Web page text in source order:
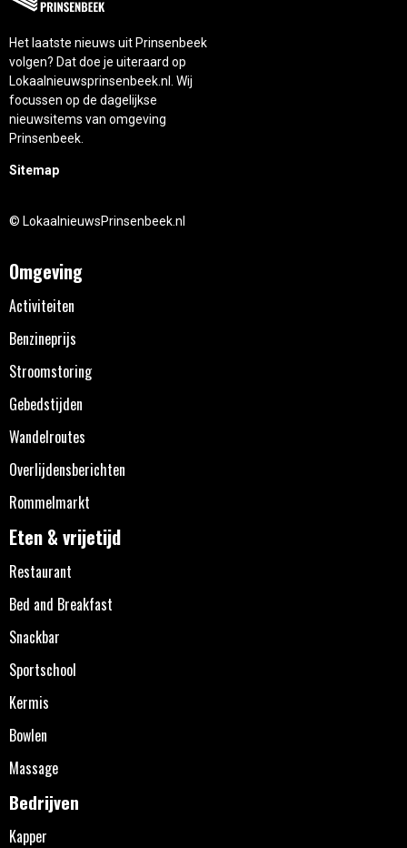
Het laatste nieuws uit Prinsenbeek
volgen? Dat doe je uiteraard op
Lokaalnieuwsprinsenbeek.nl. Wij
focussen op de dagelijkse
nieuwsitems van omgeving
Prinsenbeek.
Sitemap
© LokaalnieuwsPrinsenbeek.nl
Omgeving
Activiteiten
Benzineprijs
Stroomstoring
Gebedstijden
Wandelroutes
Overlijdensberichten
Rommelmarkt
Eten & vrijetijd
Restaurant
Bed and Breakfast
Snackbar
Sportschool
Kermis
Bowlen
Massage
Bedrijven
Kapper